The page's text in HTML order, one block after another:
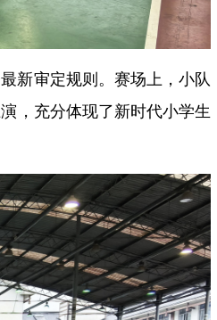
新审定规则。赛场上，小队
，充分体现了新时代小学生